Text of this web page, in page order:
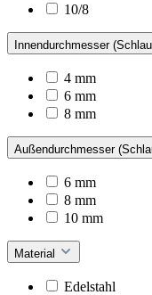
10/8
Innendurchmesser
4 mm
6 mm
8 mm
Außendurchmesser
6 mm
8 mm
10 mm
Material
Edelstahl